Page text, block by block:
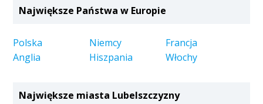
Największe Państwa w Europie
Polska Niemcy
Francja
Anglia
Hiszpania Włochy
Największe miasta Lubelszczyzny